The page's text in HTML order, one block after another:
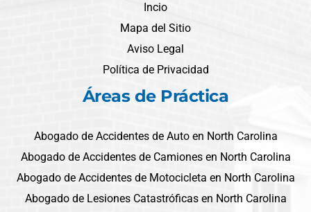
Incio
Mapa del Sitio
Aviso Legal
Política de Privacidad
Áreas de Práctica
Abogado de Accidentes de Auto en North Carolina
Abogado de Accidentes de Camiones en North Carolina
Abogado de Accidentes de Motocicleta en North Carolina
Abogado de Lesiones Catastróficas en North Carolina